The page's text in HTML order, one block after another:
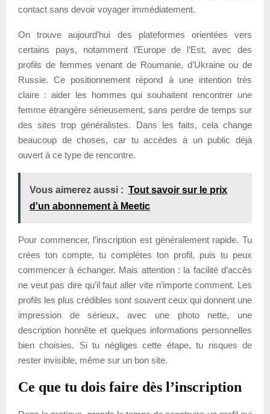
contact sans devoir voyager immédiatement.
On trouve aujourd’hui des plateformes orientées vers
certains pays, notamment l’Europe de l’Est, avec des
profils de femmes venant de Roumanie, d’Ukraine ou de
Russie. Ce positionnement répond à une intention très
claire : aider les hommes qui souhaitent rencontrer une
femme étrangère sérieusement, sans perdre de temps sur
des sites trop généralistes. Dans les faits, cela change
beaucoup de choses, car tu accèdes à un public déjà
ouvert à ce type de rencontre.
Vous aimerez aussi : Tout savoir sur le prix
d'un abonnement à Meetic
Pour commencer, l’inscription est généralement rapide. Tu
crées ton compte, tu complètes ton profil, puis tu peux
commencer à échanger. Mais attention : la facilité d’accès
ne veut pas dire qu’il faut aller vite n’importe comment. Les
profils les plus crédibles sont souvent ceux qui donnent une
impression de sérieux, avec une photo nette, une
description honnête et quelques informations personnelles
bien choisies. Si tu négliges cette étape, tu risques de
rester invisible, même sur un bon site.
Ce que tu dois faire dès l’inscription